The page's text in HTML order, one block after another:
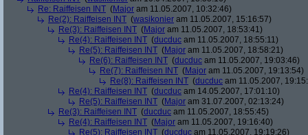
Re: Raiffeisen INT (Major am 11.05.2007, 10:32:46)
Re(2): Raiffeisen INT (wasikonier am 11.05.2007, 15:16:57)
Re(3): Raiffeisen INT (Major am 11.05.2007, 18:53:41)
Re(4): Raiffeisen INT (ducduc am 11.05.2007, 18:55:11)
Re(5): Raiffeisen INT (Major am 11.05.2007, 18:58:21)
Re(6): Raiffeisen INT (ducduc am 11.05.2007, 19:03:46)
Re(7): Raiffeisen INT (Major am 11.05.2007, 19:13:54)
Re(8): Raiffeisen INT (ducduc am 11.05.2007,
Re(4): Raiffeisen INT (ducduc am 14.05.2007, 17:01:10)
Re(5): Raiffeisen INT (Major am 31.07.2007, 02:13:24)
Re(3): Raiffeisen INT (ducduc am 11.05.2007, 18:55:45)
Re(4): Raiffeisen INT (Major am 11.05.2007, 19:16:40)
Re(5): Raiffeisen INT (ducduc am 11.05.2007, 19:19:26)